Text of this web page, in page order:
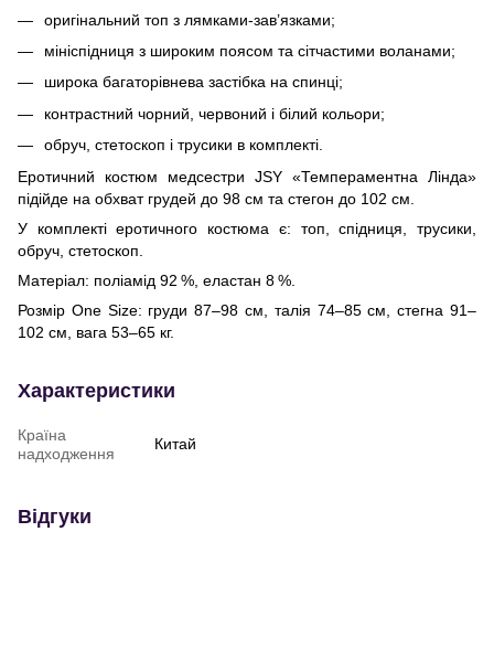
оригінальний топ з лямками-зав’язками;
мініспідниця з широким поясом та сітчастими воланами;
широка багаторівнева застібка на спинці;
контрастний чорний, червоний і білий кольори;
обруч, стетоскоп і трусики в комплекті.
Еротичний костюм медсестри JSY «Темпераментна Лінда»
підійде на обхват грудей до 98 см та стегон до 102 см.
У комплекті еротичного костюма є: топ, спідниця, трусики,
обруч, стетоскоп.
Матеріал: поліамід 92 %, еластан 8 %.
Розмір One Size: груди 87–98 см, талія 74–85 см, стегна 91–
102 см, вага 53–65 кг.
Характеристики
Країна
надходження
Китай
Відгуки